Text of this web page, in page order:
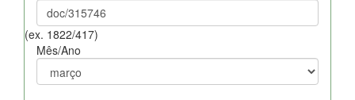
(ex. 1822/417)
Mês/Ano